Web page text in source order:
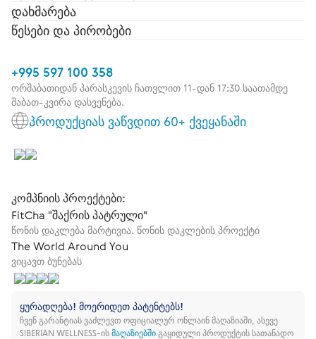
დახმარება
წესები და პირობები
+995 597 100 358
ორშაბათიდან პარასკევის ჩათვლით 11-დან 17:30 საათამდე
შაბათ-კვირა დასვენება.
პროდუქციას ვაწვდით 60+ ქვეყანაში
კომპნიის პროექტები:
FitCha "შაქრის პატრული"
წონის დაკლება მარტივია. წონის დაკლების პროექტი
The World Around You
ვიცავთ ბუნებას
ყურადღება! მოერიდეთ პატენტებს!
ჩვენ გარანტიას ვაძლევთ ოფიციალურ ონლაინ მაღაზიაში, ასევე
SIBERIAN WELLNESS-ისმაღაზიებშიგაყიდული პროდუქტის სათანადო